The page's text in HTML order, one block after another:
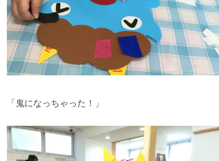
「鬼になっちゃった！」